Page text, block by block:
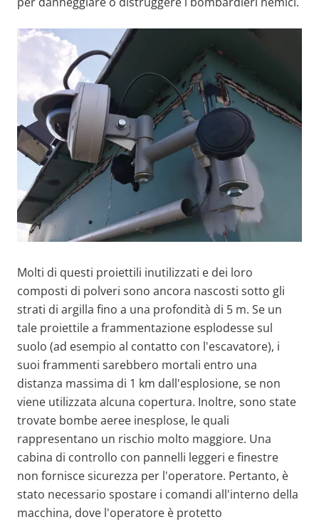
Molti di questi proiettili inutilizzati e dei loro
composti di polveri sono ancora nascosti sotto gli
strati di argilla fino a una profondità di 5 m. Se un
tale proiettile a frammentazione esplodesse sul
suolo (ad esempio al contatto con l'escavatore), i
suoi frammenti sarebbero mortali entro una
distanza massima di 1 km dall'esplosione, se non
viene utilizzata alcuna copertura. Inoltre, sono state
trovate bombe aeree inesplose, le quali
rappresentano un rischio molto maggiore. Una
cabina di controllo con pannelli leggeri e finestre
non fornisce sicurezza per l'operatore. Pertanto, è
stato necessario spostare i comandi all'interno della
macchina, dove l'operatore è protetto